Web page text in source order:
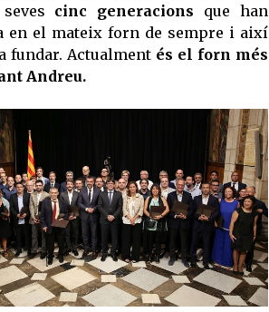
cinc generacions que han
en el mateix forn de sempre i així
fundar. Actualment és el forn més
Andreu.